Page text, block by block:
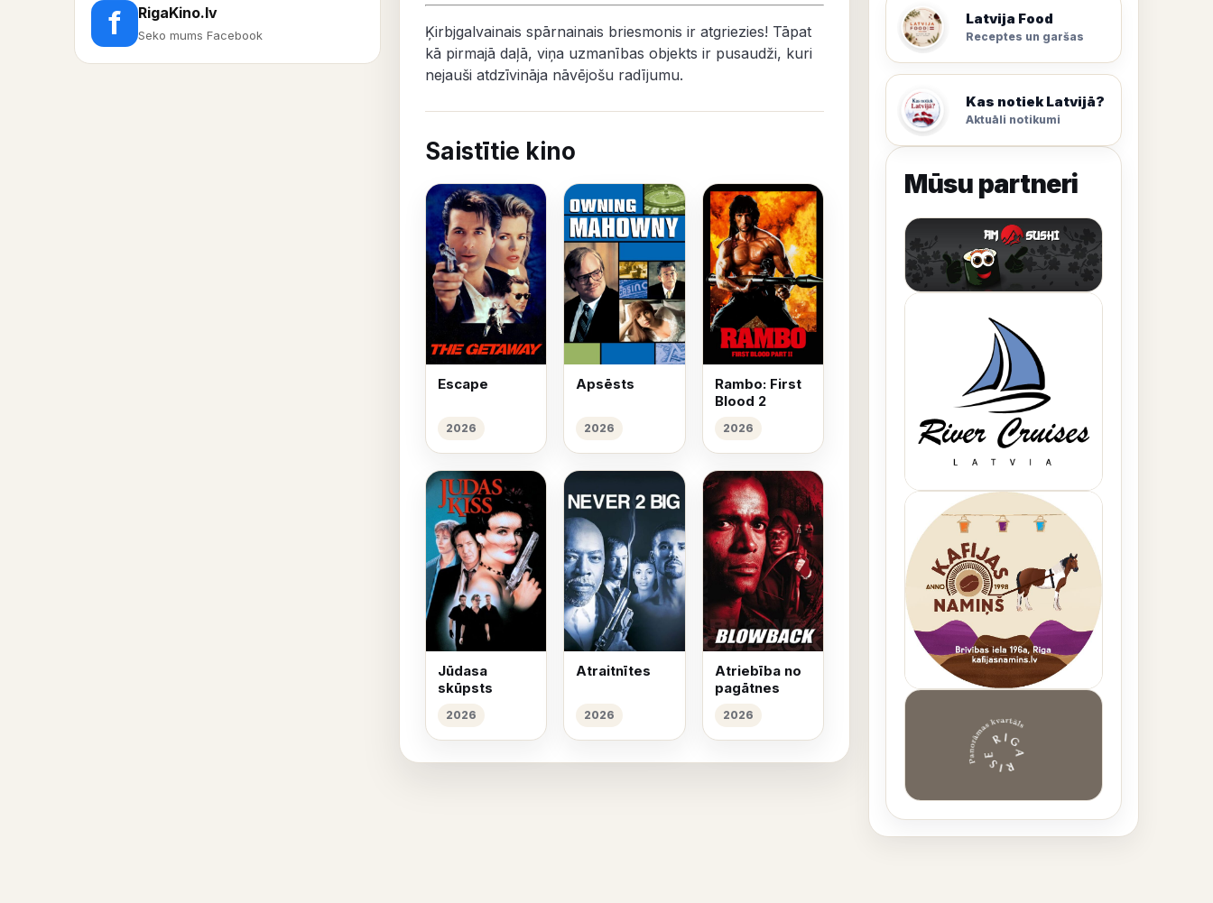
f RigaKino.lv
Seko mums Facebook
Ķirbjgalvainais spārnainais briesmonis ir atgriezies! Tāpat
kā pirmajā daļā, viņa uzmanības objekts ir pusaudži, kuri
nejauši atdzīvināja nāvējošu radījumu.
Saistītie kino
Escape
2026
Apsēsts
2026
Rambo: First
Blood 2
2026
Jūdasa
skūpsts
2026
Atraitnītes
2026
Atriebība no
pagātnes
2026
Latvija Food
Receptes un garšas
Kas notiek Latvijā?
Aktuāli notikumi
Mūsu partneri